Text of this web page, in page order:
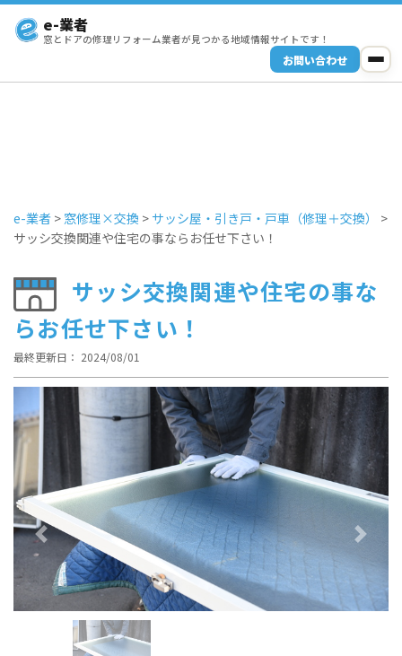
e-業者
窓とドアの修理リフォーム業者が見つかる地域情報サイトです！
お問い合わせ
e-業者 > 窓修理×交換 > サッシ屋・引き戸・戸車（修理＋交換）
>
サッシ交換関連や住宅の事ならお任せ下さい！
サッシ交換関連や住宅の事な
らお任せ下さい！
最終更新日： 2024/08/01
Previous Next